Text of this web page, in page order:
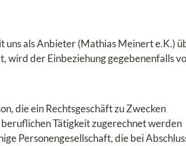
uns als Anbieter (Mathias Meinert e.K.)
wird der Einbeziehung gegebenenfalls
die ein Rechtsgeschäft zu Zwecken
Tätigkeit zugerechnet werden
Personengesellschaft, die bei